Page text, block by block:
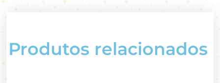
Produtos relacionados